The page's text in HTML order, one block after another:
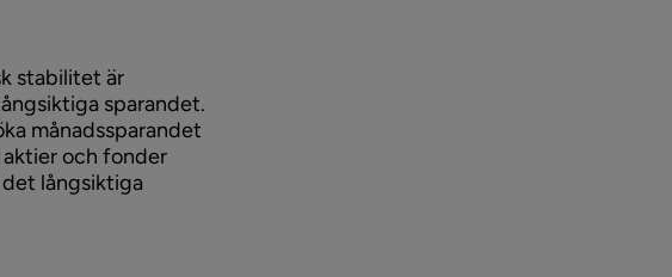
stabilitet är
sparandet.
månadssparandet
och fonder
långsiktiga